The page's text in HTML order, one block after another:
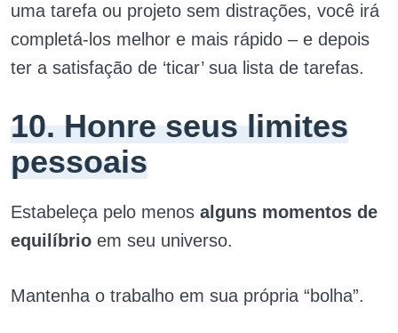
uma tarefa ou projeto sem distrações, você irá
completá-los melhor e mais rápido – e depois
ter a satisfação de ‘ticar’ sua lista de tarefas.
10. Honre seus limites
pessoais
Estabeleça pelo menos alguns momentos de
equilíbrio em seu universo.
Mantenha o trabalho em sua própria “bolha”.